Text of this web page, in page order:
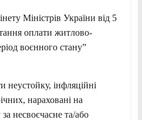
Міністрів України від 5
оплати житлово-
воєнного стану”
неустойку, інфляційні
нараховані на
несвоєчасне та/або